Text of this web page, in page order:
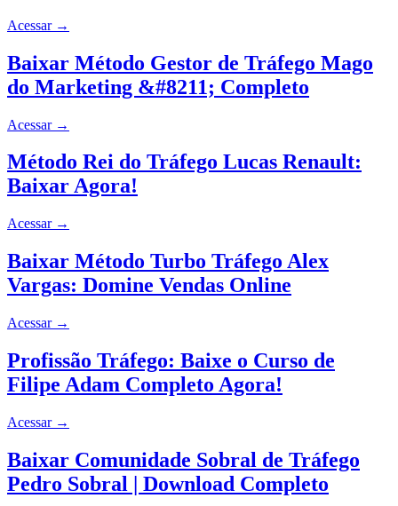
Acessar →
Baixar Método Gestor de Tráfego Mago
do Marketing &#8211; Completo
Acessar →
Método Rei do Tráfego Lucas Renault:
Baixar Agora!
Acessar →
Baixar Método Turbo Tráfego Alex
Vargas: Domine Vendas Online
Acessar →
Profissão Tráfego: Baixe o Curso de
Filipe Adam Completo Agora!
Acessar →
Baixar Comunidade Sobral de Tráfego
Pedro Sobral | Download Completo